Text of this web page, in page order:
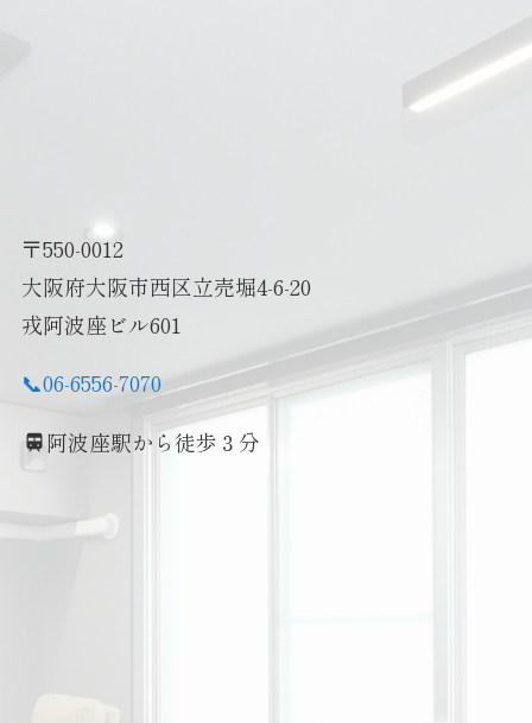
〒550-0012
大阪府大阪市西区立売堀4-6-20
戎阿波座ビル601
📞06-6556-7070
阿波座駅から徒歩３分